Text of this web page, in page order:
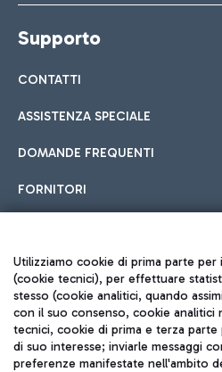
Supporto
CONTATTI
ASSISTENZA SPECIALE
DOMANDE FREQUENTI
FORNITORI
Seguici sui social
TRAVEL
Utilizziamo cookie di prima parte
(cookie tecnici), per effettuare
stesso (cookie analitici, quando
con il suo consenso, cookie analitici
tecnici, cookie di prima e terza
di suo interesse; inviarle messaggi
preferenze manifestate nell'ambito